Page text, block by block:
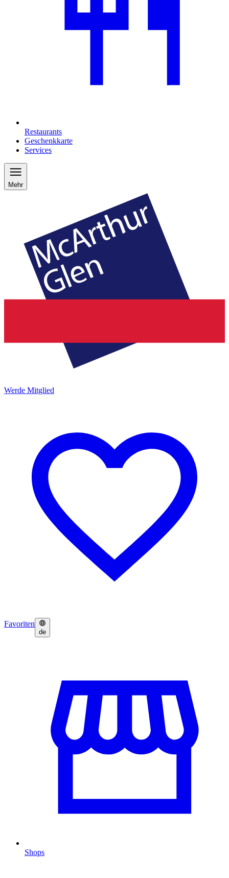
Restaurants
Geschenkkarte
Services
Mehr
Werde Mitglied
Favoriten
de
Shops